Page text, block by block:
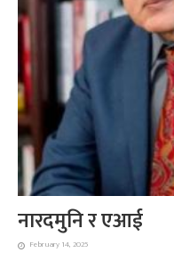
नारदमुनि र एआई
February 14, 2025